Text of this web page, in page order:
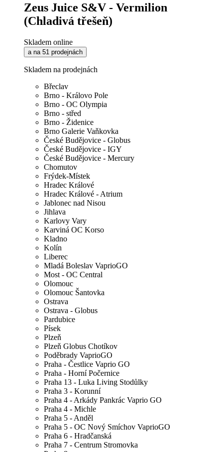
Zeus Juice S&V - Vermilion
(Chladivá třešeň)
Skladem online
a na 51 prodejnách
Skladem na prodejnách
Břeclav
Brno - Královo Pole
Brno - OC Olympia
Brno - střed
Brno - Židenice
Brno Galerie Vaňkovka
České Budějovice - Globus
České Budějovice - IGY
České Budějovice - Mercury
Chomutov
Frýdek-Místek
Hradec Králové
Hradec Králové - Atrium
Jablonec nad Nisou
Jihlava
Karlovy Vary
Karviná OC Korso
Kladno
Kolín
Liberec
Mladá Boleslav VaprioGO
Most - OC Central
Olomouc
Olomouc Šantovka
Ostrava
Ostrava - Globus
Pardubice
Písek
Plzeň
Plzeň Globus Chotíkov
Poděbrady VaprioGO
Praha - Čestlice Vaprio GO
Praha - Horní Počernice
Praha 13 - Luka Living Stodůlky
Praha 3 - Korunní
Praha 4 - Arkády Pankrác Vaprio GO
Praha 4 - Michle
Praha 5 - Anděl
Praha 5 - OC Nový Smíchov VaprioGO
Praha 6 - Hradčanská
Praha 7 - Centrum Stromovka